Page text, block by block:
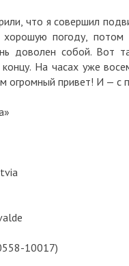
что я совершил
хорошую погоду,
доволен собой. Вот
На часах уже
привет! И — с
10017)